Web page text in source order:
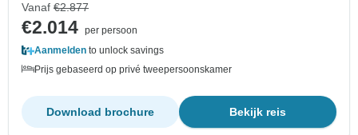
Vanaf €2.877
€2.014 per persoon
Aanmelden to unlock savings
Prijs gebaseerd op privé tweepersoonskamer
Bekijk reis
Download brochure